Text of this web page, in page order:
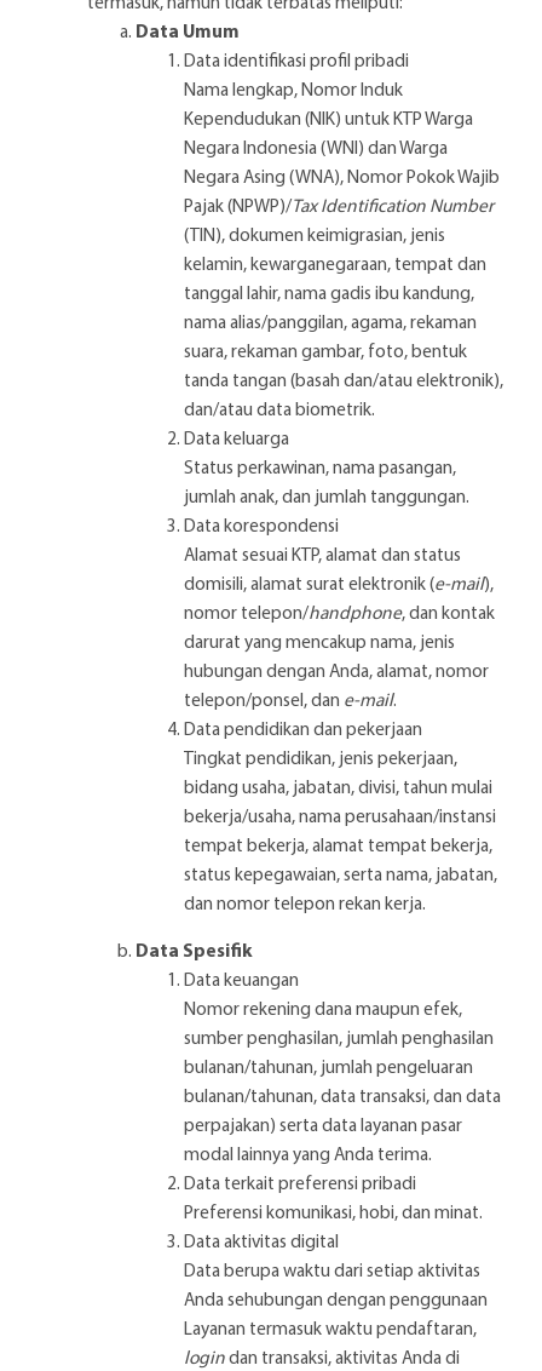
Data Umum
Data identifikasi profil pribadi
Nama lengkap, Nomor Induk
Kependudukan (NIK) untuk KTP Warga
Negara Indonesia (WNI) dan Warga
Negara Asing (WNA), Nomor Pokok Wajib
Pajak (NPWP)/Tax Identification Number
(TIN), dokumen keimigrasian, jenis
kelamin, kewarganegaraan, tempat dan
tanggal lahir, nama gadis ibu kandung,
nama alias/panggilan, agama, rekaman
suara, rekaman gambar, foto, bentuk
tanda tangan (basah dan/atau elektronik),
dan/atau data biometrik.
Data keluarga
Status perkawinan, nama pasangan,
jumlah anak, dan jumlah tanggungan.
Data korespondensi
Alamat sesuai KTP, alamat dan status
domisili, alamat surat elektronik (e-mail),
nomor telepon/handphone, dan kontak
darurat yang mencakup nama, jenis
hubungan dengan Anda, alamat, nomor
telepon/ponsel, dan e-mail.
Data pendidikan dan pekerjaan
Tingkat pendidikan, jenis pekerjaan,
bidang usaha, jabatan, divisi, tahun mulai
bekerja/usaha, nama perusahaan/instansi
tempat bekerja, alamat tempat bekerja,
status kepegawaian, serta nama, jabatan,
dan nomor telepon rekan kerja.
Data Spesifik
Data keuangan
Nomor rekening dana maupun efek,
sumber penghasilan, jumlah penghasilan
bulanan/tahunan, jumlah pengeluaran
bulanan/tahunan, data transaksi, dan data
perpajakan) serta data layanan pasar
modal lainnya yang Anda terima.
Data terkait preferensi pribadi
Preferensi komunikasi, hobi, dan minat.
Data aktivitas digital
Data berupa waktu dari setiap aktivitas
Anda sehubungan dengan penggunaan
Layanan termasuk waktu pendaftaran,
logindan transaksi, aktivitas Anda di